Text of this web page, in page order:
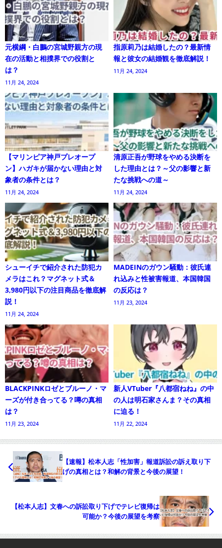
元横綱・白鵬の宮城野親方の現
在の活動と相撲界での役割と
は？
11月 24, 2024
指原莉乃は結婚したの？最新情
報と彼女の結婚観を徹底解説！
11月 24, 2024
【マリンピア神戸プレオープ
ン】ハガキが届かない理由と対
象者の条件とは？
11月 24, 2024
清原正吾が野球をやめる決断を
した理由とは？～父の影響と新
たな挑戦への道～
11月 24, 2024
シューイチで紹介された防犯カ
メラはこれ？マグネット式＆
3,980円以下の注目商品を徹底解
説！
11月 24, 2024
MADEINのガウン騒動：彼氏連
れ込みと性被害報道、本国韓国
の反応は？
11月 23, 2024
BLACKPINKロゼとブルーノ・マ
ーズが付き合ってる？噂の真相
は？
11月 23, 2024
新人VTuber『八都宿ねね』の中
の人は明石家さんま？その真相
に迫る！
11月 22, 2024
【速報】松本人志「性加害」報道訴訟の訴え取り下
げの真相とは？和解の背景と今後の展望！
【松本人志】文春への訴訟取り下げでテレビ復帰は
可能か？今後の展望を考察